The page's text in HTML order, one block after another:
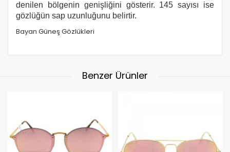
denilen bölgenin genişliğini gösterir. 145 sayısı ise
gözlüğün sap uzunluğunu belirtir.
Bayan Güneş Gözlükleri
Benzer Ürünler